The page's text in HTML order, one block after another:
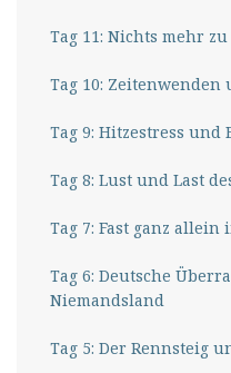
Tag 11: Nichts mehr
Tag 10: Zeitenwenden
Tag 9: Hitzestress und
Tag 8: Lust und Last
Tag 7: Fast ganz
Tag 6: Deutsche
Niemandsland
Tag 5: Der Rennsteig